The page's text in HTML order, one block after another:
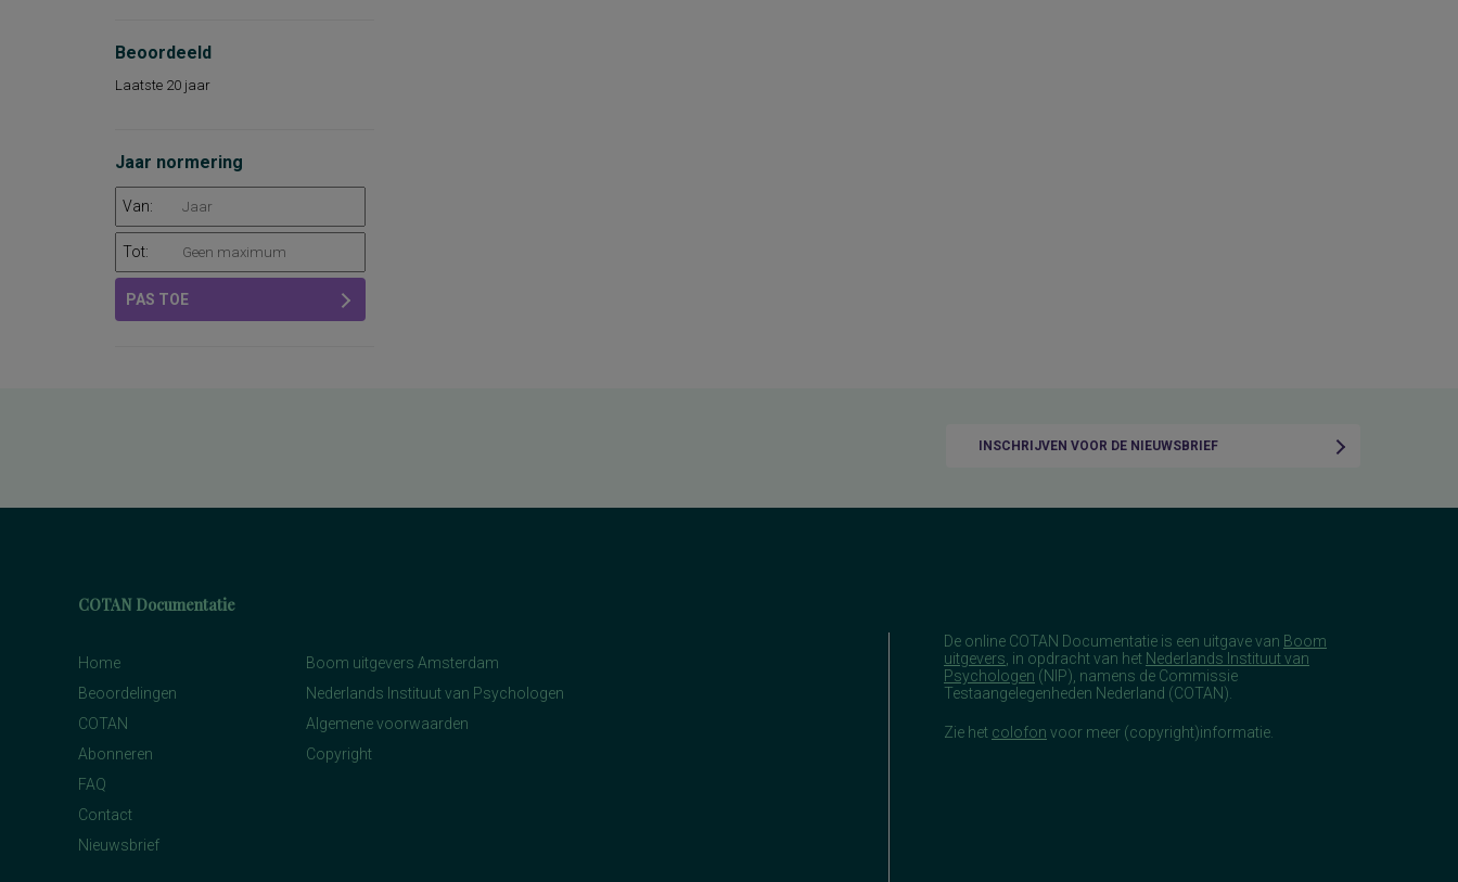
Beoordeeld
Laatste 20 jaar
Jaar normering
Van:
Tot:
PAS TOE
INSCHRIJVEN VOOR DE NIEUWSBRIEF
COTAN Documentatie
Home
Beoordelingen
COTAN
Abonneren
FAQ
Contact
Nieuwsbrief
Boom uitgevers Amsterdam
Nederlands Instituut van Psychologen
Algemene voorwaarden
Copyright
De online COTAN Documentatie is een uitgave van Boom
uitgevers , in opdracht van het Nederlands Instituut van
Psychologen (NIP), namens de Commissie
Testaangelegenheden Nederland (COTAN).
Zie het colofon voor meer (copyright)informatie.